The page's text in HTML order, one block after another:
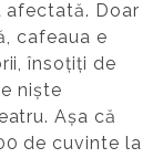
afectată. Doar
cafeaua e
însoțiți de
niște
Așa că
de cuvinte la